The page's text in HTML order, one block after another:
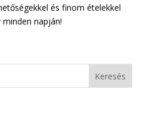
és finom ételekkel
napján!